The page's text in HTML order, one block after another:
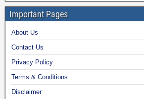
Important Pages
About Us
Contact Us
Privacy Policy
Terms & Conditions
Disclaimer